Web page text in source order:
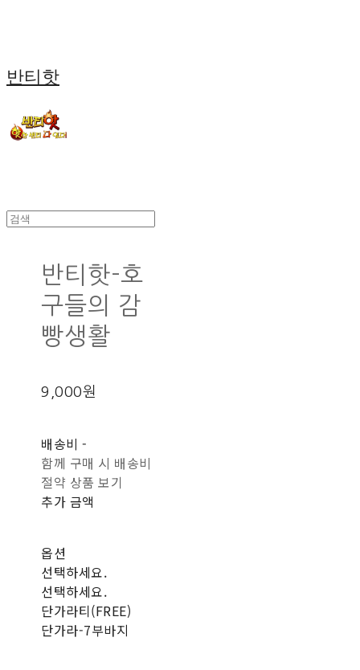
반티핫
반티핫-호
구들의 감
빵생활
9,000원
배송비-
함께 구매 시 배송비
절약 상품 보기
추가 금액
옵션
선택하세요.
선택하세요.
단가라티(FREE)
단가라-7부바지